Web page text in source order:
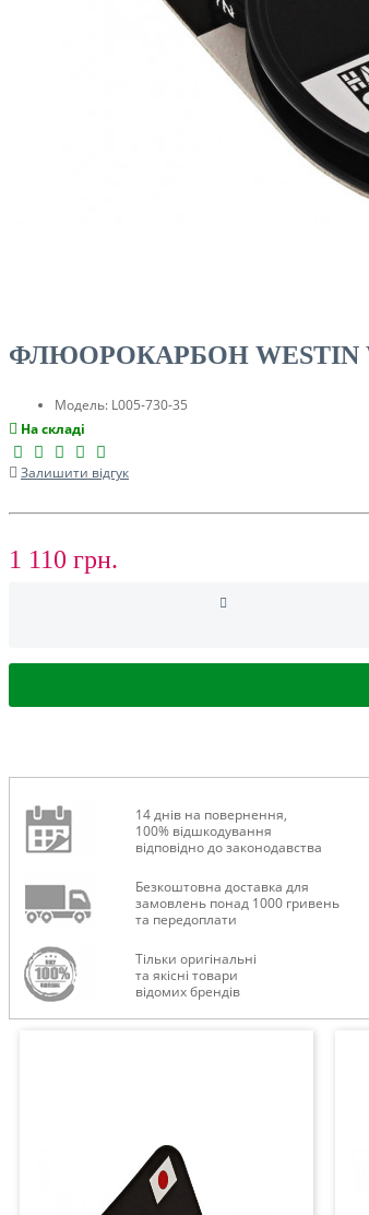
ФЛЮОРОКАРБОН WESTIN
Модель: L005-730-35
На складі
Залишити відгук
1 110 грн.
14 днів на повернення,
100% відшкодування
відповідно до законодавства
Безкоштовна доставка для
замовлень понад 1000 гривень
та передоплати
Тільки оригінальні
та якісні товари
відомих брендів